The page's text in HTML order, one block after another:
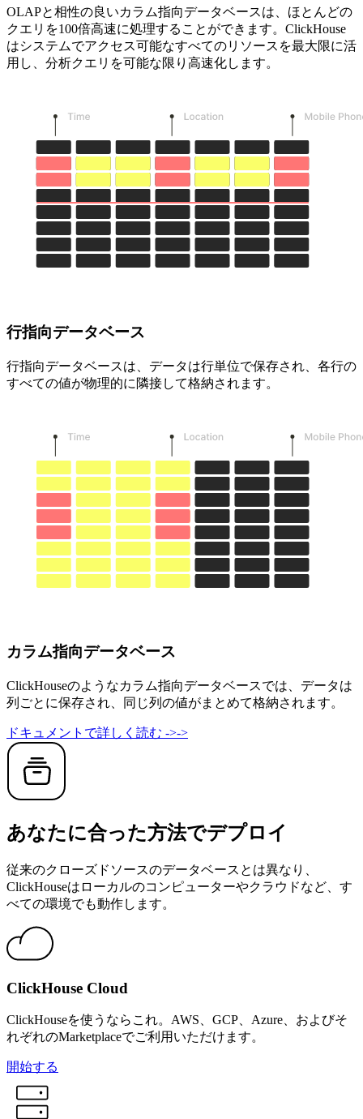
OLAPと相性の良いカラム指向データベースは、ほとんどの
クエリを100倍高速に処理することができます。ClickHouse
はシステムでアクセス可能なすべてのリソースを最大限に活
用し、分析クエリを可能な限り高速化します。
行指向データベース
行指向データベースは、データは行単位で保存され、各行の
すべての値が物理的に隣接して格納されます。
カラム指向データベース
ClickHouseのようなカラム指向データベースでは、データは
列ごとに保存され、同じ列の値がまとめて格納されます。
ドキュメントで詳しく読む ->->
あなたに合った方法でデプロイ
従来のクローズドソースのデータベースとは異なり、
ClickHouseはローカルのコンピューターやクラウドなど、す
べての環境でも動作します。
ClickHouse Cloud
ClickHouseを使うならこれ。AWS、GCP、Azure、およびそ
れぞれのMarketplaceでご利用いただけます。
開始する